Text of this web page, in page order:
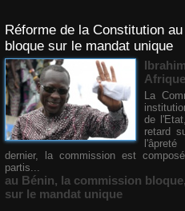
Réforme de la Constitution
bloque sur le mandat unique
Afrique
La
de
retard
dernier, la commission est
partis...
au Bénin, la commission bloque,
sur le mandat unique